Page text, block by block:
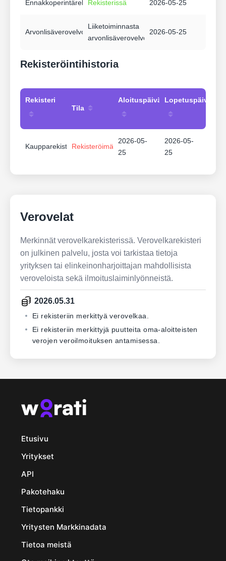
EnnakkoperintärekisteriRekisterissä 2026-05-25
Arvonlisäverovelvollisuus
Liiketoiminnasta
arvonlisäverovelvollinen
2026-05-25
Rekisteröintihistoria
Rekisteri
Tila
Aloituspäivämäärä
KaupparekisteriRekisteröimätön
2026-05-
25
2026-05-
25
Verovelat
Merkinnät verovelkarekisterissä. Verovelkarekisteri
on julkinen palvelu, josta voi tarkistaa tietoja
yrityksen tai elinkeinonharjoittajan mahdollisista
veroveloista sekä ilmoituslaiminlyönneistä.
2026.05.31
Ei rekisteriin merkittyä verovelkaa.
Ei rekisteriin merkittyjä puutteita oma-aloitteisten
verojen veroilmoituksen antamisessa.
Etusivu
Yritykset
API
Pakotehaku
Tietopankki
Yritysten Markkinadata
Tietoa meistä